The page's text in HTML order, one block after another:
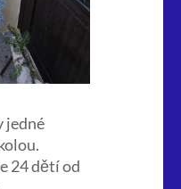
jedné
24 dětí od